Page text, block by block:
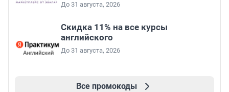
До 31 августа, 2026
Скидка 11% на все курсы
английского
До 31 августа, 2026
Все промокоды